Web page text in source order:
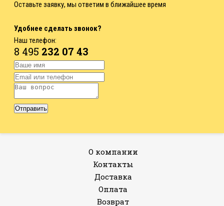
Оставьте заявку, мы ответим в ближайшее время
Удобнее сделать звонок?
Наш телефон:
8 495 232 07 43
О компании
Контакты
Доставка
Оплата
Возврат